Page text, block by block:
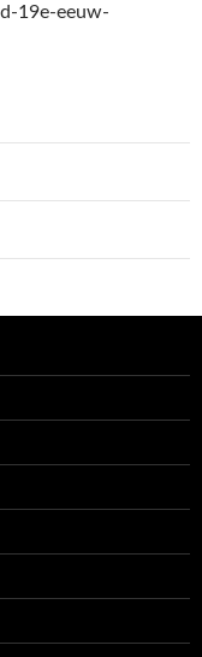
19e-eeuw-